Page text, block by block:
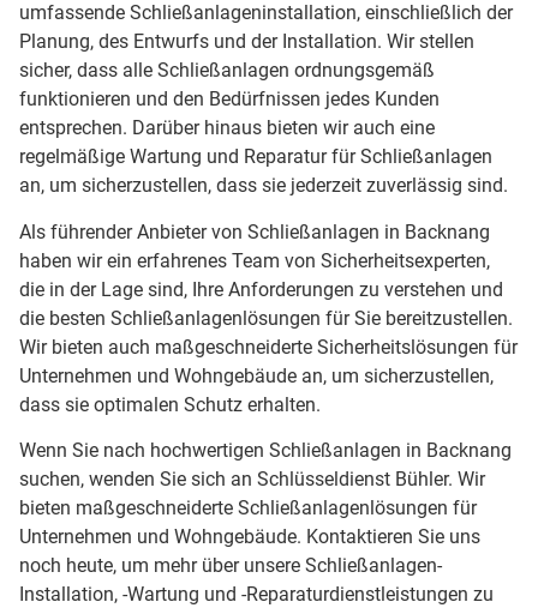
umfassende Schließanlageninstallation, einschließlich der
Planung, des Entwurfs und der Installation. Wir stellen
sicher, dass alle Schließanlagen ordnungsgemäß
funktionieren und den Bedürfnissen jedes Kunden
entsprechen. Darüber hinaus bieten wir auch eine
regelmäßige Wartung und Reparatur für Schließanlagen
an, um sicherzustellen, dass sie jederzeit zuverlässig sind.
Als führender Anbieter von Schließanlagen in Backnang
haben wir ein erfahrenes Team von Sicherheitsexperten,
die in der Lage sind, Ihre Anforderungen zu verstehen und
die besten Schließanlagenlösungen für Sie bereitzustellen.
Wir bieten auch maßgeschneiderte Sicherheitslösungen für
Unternehmen und Wohngebäude an, um sicherzustellen,
dass sie optimalen Schutz erhalten.
Wenn Sie nach hochwertigen Schließanlagen in Backnang
suchen, wenden Sie sich an Schlüsseldienst Bühler. Wir
bieten maßgeschneiderte Schließanlagenlösungen für
Unternehmen und Wohngebäude. Kontaktieren Sie uns
noch heute, um mehr über unsere Schließanlagen-
Installation, -Wartung und -Reparaturdienstleistungen zu